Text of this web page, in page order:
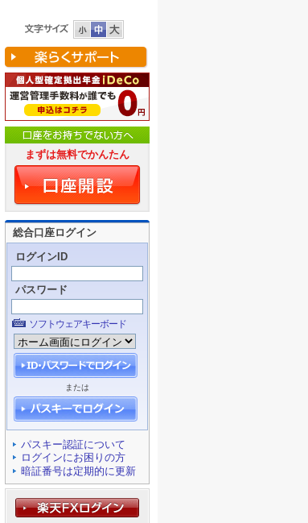
まずは無料でかんたん
総合口座ログイン
ログインID
パスワード
ソフトウェアキーボード
または
パスキー認証について
ログインにお困りの方
暗証番号は定期的に更新